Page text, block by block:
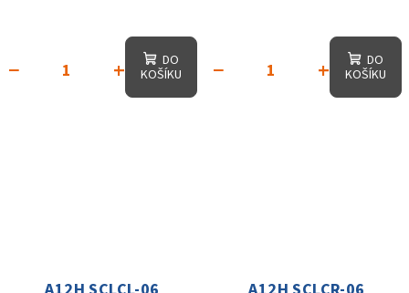
+
−
DO
KOŠÍKU
+
−
DO
KOŠÍKU